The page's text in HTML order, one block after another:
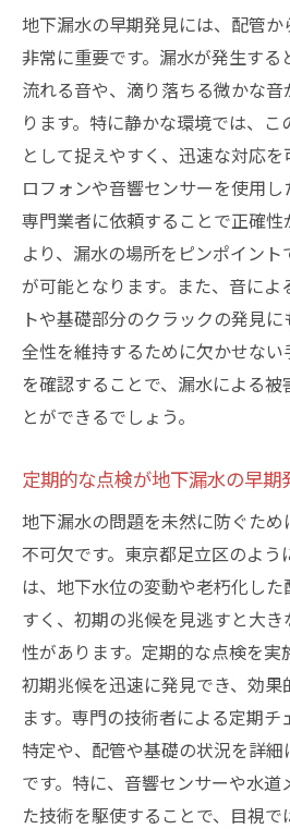
地下漏水の被害を抑え
予防策として取り入れ
迅速な対応で被害を軽
専門的知識を活用した
被害拡大を防ぐための
地下漏水に対する備え
地下漏水の早期発見には、配管
非常に重要です。漏水が発生する
流れる音や、滴り落ちる微かな
ります。特に静かな環境では、
として捉えやすく、迅速な対応
ロフォンや音響センサーを使用し
専門業者に依頼することで正確性
より、漏水の場所をピンポイン
が可能となります。また、音によ
トや基礎部分のクラックの発見
全性を維持するために欠かせない
を確認することで、漏水による
とができるでしょう。
定期的な点検が地下漏水の早期
地下漏水の問題を未然に防ぐた
不可欠です。東京都足立区のよ
は、地下水位の変動や老朽化し
すく、初期の兆候を見逃すと大
性があります。定期的な点検を実
初期兆候を迅速に発見でき、効果
ます。専門の技術者による定期
特定や、配管や基礎の状況を詳
です。特に、音響センサーや水道
た技術を駆使することで、目視